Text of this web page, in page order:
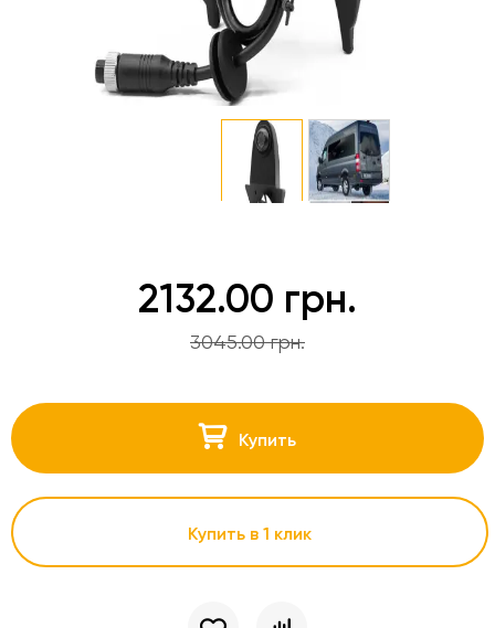
2132.00 грн.
3045.00 грн.
Купить
Купить в 1 клик